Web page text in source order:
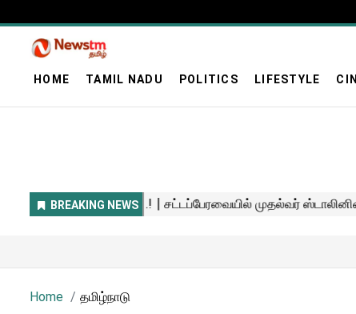
HOME TAMIL NADU POLITICS LIFESTYLE
Home தமிழ்நாடு